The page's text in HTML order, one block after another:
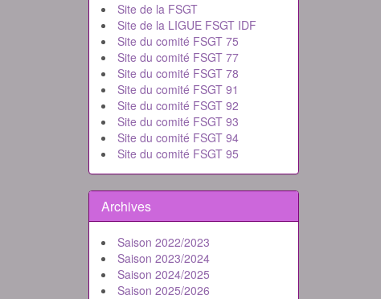
Site de la FSGT
Site de la LIGUE FSGT IDF
Site du comité FSGT 75
Site du comité FSGT 77
Site du comité FSGT 78
Site du comité FSGT 91
Site du comité FSGT 92
Site du comité FSGT 93
Site du comité FSGT 94
Site du comité FSGT 95
Archives
Saison 2022/2023
Saison 2023/2024
Saison 2024/2025
Saison 2025/2026